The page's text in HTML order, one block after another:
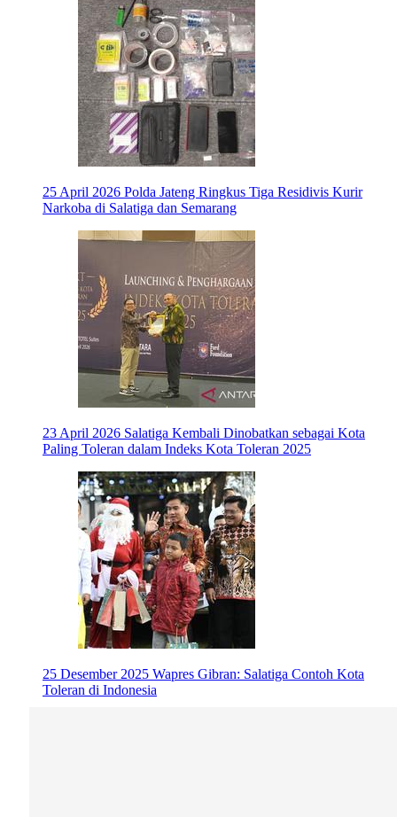
25 April 2026 Polda Jateng Ringkus Tiga Residivis Kurir
Narkoba di Salatiga dan Semarang
23 April 2026 Salatiga Kembali Dinobatkan sebagai Kota
Paling Toleran dalam Indeks Kota Toleran 2025
25 Desember 2025 Wapres Gibran: Salatiga Contoh Kota
Toleran di Indonesia